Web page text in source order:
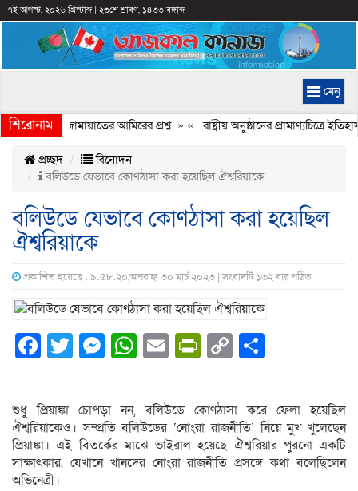
৭ই আগস্ট, ২০২৬ খ্রিস্টাব্দ| ২৩শে শ্রাবণ, ১৪৩৩ বঙ্গাব্দ
মেনু
শিরোনাম
কেন, জামায়াতের আমিরের প্রশ্ন» « রাষ্ট্রীয় অনুষ্ঠানের প্রামাণ্যচিত্রে
প্রচ্ছদ
বিনোদন
বলিউডে যেভাবে কোণঠাসা করা হয়েছিল ঐশ্বরিয়াকে
বলিউডে যেভাবে কোণঠাসা করা হয়েছিল
ঐশ্বরিয়াকে
প্রকাশিত হয়েছে : ৯:৫৮:২০,অপরাহ্ন ৩০ মার্চ ২০২৩ | সংবাদটি ১৩২ বার পঠিত
Facebook
Twitter
Messenger
WhatsApp
EmailPrintFriendly
Copy
শুধু প্রিয়াঙ্কা চোপড়া নন, বলিউডে কোণঠাসা করে ফেলা হয়েছিল
ঐশ্বরিয়াকেও। সম্প্রতি বলিউডের ‘নোংরা রাজনীতি’ নিয়ে মুখ খুলেছেন
প্রিয়াঙ্কা। এই বিতর্কের মাঝে ভাইরাল হয়েছে ঐশ্বরিয়ার পুরনো একটি
সাক্ষাৎকার, যেখানে খানদের নোংরা রাজনীতি প্রসঙ্গে কথা বলেছিলেন
অভিনেত্রী।